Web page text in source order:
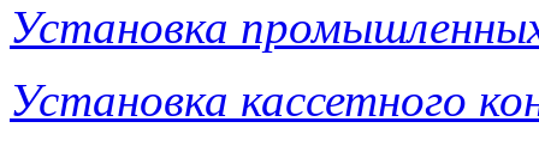
Установка
Установка кассетного